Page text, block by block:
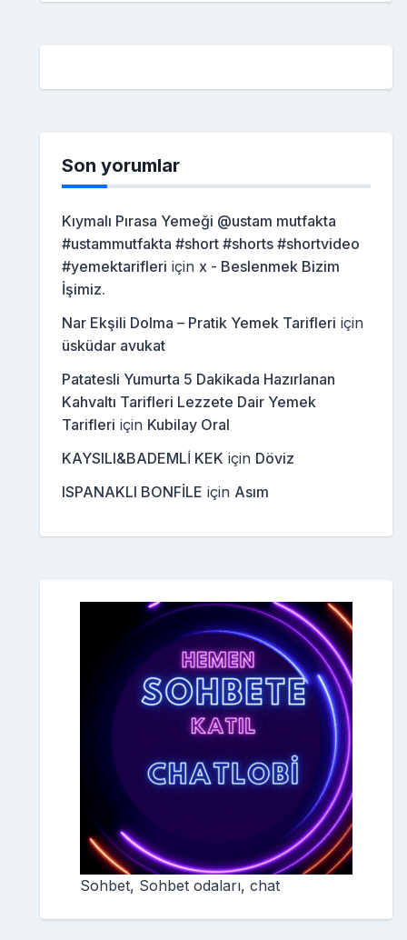
Son yorumlar
Kıymalı Pırasa Yemeği @ustam mutfakta
#ustammutfakta #short #shorts #shortvideo
#yemektarifleri için x - Beslenmek Bizim
İşimiz.
Nar Ekşili Dolma – Pratik Yemek Tarifleri için
üsküdar avukat
Patatesli Yumurta 5 Dakikada Hazırlanan
Kahvaltı Tarifleri Lezzete Dair Yemek
Tarifleri için Kubilay Oral
KAYSILI&BADEMLİ KEK için Döviz
ISPANAKLI BONFİLE için Asım
Sohbet, Sohbet odaları, chat